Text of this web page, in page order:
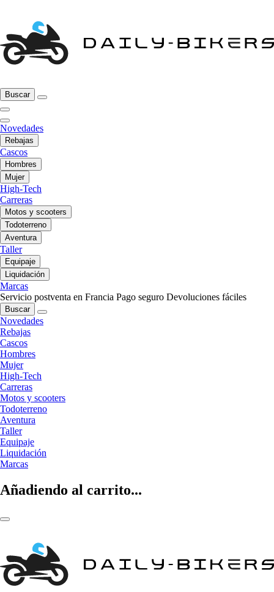
Buscar
Novedades
Rebajas
Cascos
Hombres
Mujer
High-Tech
Carreras
Motos y scooters
Todoterreno
Aventura
Taller
Equipaje
Liquidación
Marcas
Servicio postventa en Francia Pago seguro Devoluciones fáciles
Buscar
Novedades
Rebajas
Cascos
Hombres
Mujer
High-Tech
Carreras
Motos y scooters
Todoterreno
Aventura
Taller
Equipaje
Liquidación
Marcas
Añadiendo al carrito...